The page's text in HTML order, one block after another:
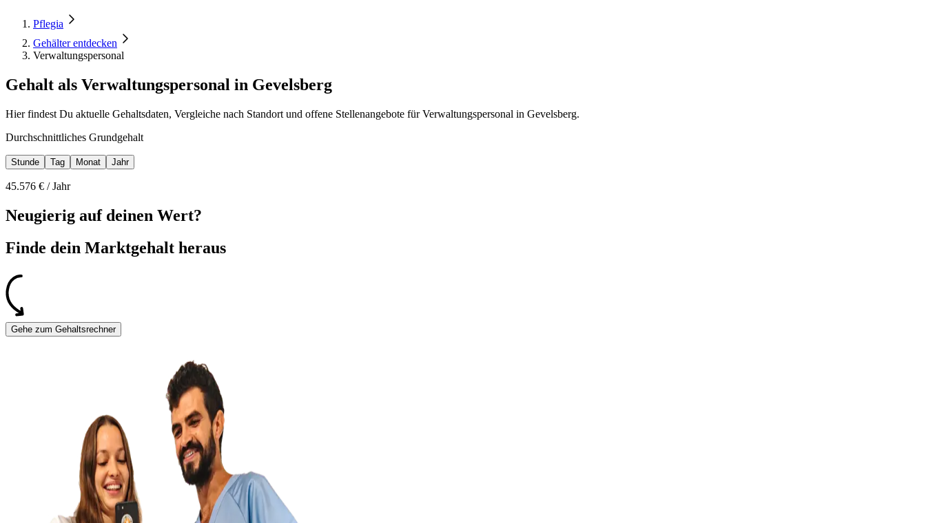
Pflegia
Gehälter entdecken
Verwaltungspersonal
Gehalt als Verwaltungspersonal in Gevelsberg
Hier findest Du aktuelle Gehaltsdaten, Vergleiche nach Standort und offene Stellenangebote für Verwaltungspersonal in Gevelsberg.
Durchschnittliches Grundgehalt
Stunde Tag Monat Jahr
45.576 € /Jahr
Neugierig auf deinen Wert?
Finde dein Marktgehalt heraus
Gehe zum Gehaltsrechner